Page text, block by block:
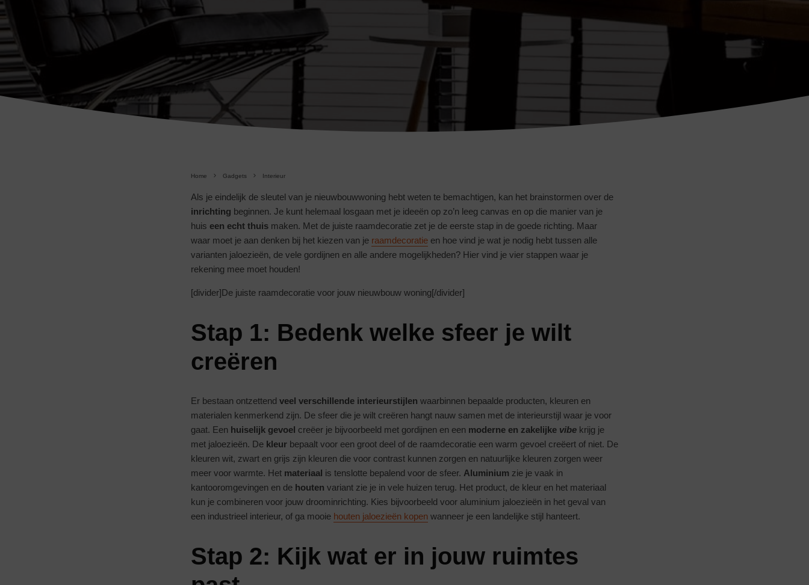
Home Gadgets Interieur
Als je eindelijk de sleutel van je nieuwbouwwoning hebt weten te bemachtigen, kan het brainstormen over de
inrichting beginnen. Je kunt helemaal losgaan met je ideeën op zo’n leeg canvas en op die manier van je
huis een echt thuis maken. Met de juiste raamdecoratie zet je de eerste stap in de goede richting. Maar
waar moet je aan denken bij het kiezen van je raamdecoratie en hoe vind je wat je nodig hebt tussen alle
varianten jaloezieën, de vele gordijnen en alle andere mogelijkheden? Hier vind je vier stappen waar je
rekening mee moet houden!
[divider]De juiste raamdecoratie voor jouw nieuwbouw woning[/divider]
Stap 1: Bedenk welke sfeer je wilt
creëren
Er bestaan ontzettend veel verschillende interieurstijlen waarbinnen bepaalde producten, kleuren en
materialen kenmerkend zijn. De sfeer die je wilt creëren hangt nauw samen met de interieurstijl waar je voor
gaat. Een huiselijk gevoel creëer je bijvoorbeeld met gordijnen en een moderne en zakelijke vibe krijg je
met jaloezieën. De kleur bepaalt voor een groot deel of de raamdecoratie een warm gevoel creëert of niet. De
kleuren wit, zwart en grijs zijn kleuren die voor contrast kunnen zorgen en natuurlijke kleuren zorgen weer
meer voor warmte. Het materiaal is tenslotte bepalend voor de sfeer. Aluminium zie je vaak in
kantooromgevingen en de houten variant zie je in vele huizen terug. Het product, de kleur en het materiaal
kun je combineren voor jouw droominrichting. Kies bijvoorbeeld voor aluminium jaloezieën in het geval van
een industrieel interieur, of ga mooie houten jaloezieën kopen wanneer je een landelijke stijl hanteert.
Stap 2: Kijk wat er in jouw ruimtes